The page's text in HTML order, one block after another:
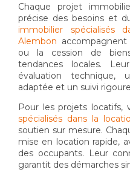
Chaque projet
précise des besoins et
immobilier
Alembon accompagnent
ou la cession de
tendances locales.
évaluation technique,
adaptée et un suivi
Pour les projets locatifs,
spécialisés dans la
soutien sur mesure.
mise en location rapide,
des occupants. Leur
garantit des démarches